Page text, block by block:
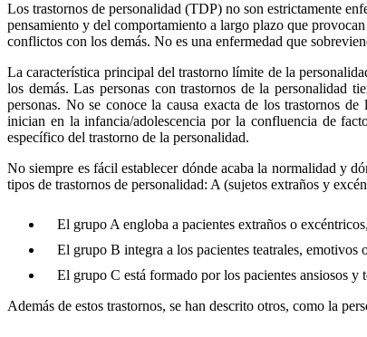
Los trastornos de personalidad (TDP) no son estrictamente
pensamiento y del comportamiento a largo plazo que
conflictos con los demás. No es una enfermedad que
La característica principal del trastorno límite de la
los demás. Las personas con trastornos de la personalidad
personas. No se conoce la causa exacta de los trastornos
inician en la infancia/adolescencia por la confluencia de
específico del trastorno de la personalidad.
No siempre es fácil establecer dónde acaba la normalidad y
tipos de trastornos de personalidad: A (sujetos extraños y
El grupo A engloba a pacientes extraños o
El grupo B integra a los pacientes teatrales,
El grupo C está formado por los pacientes ansiosos
Además de estos trastornos, se han descrito otros, como la